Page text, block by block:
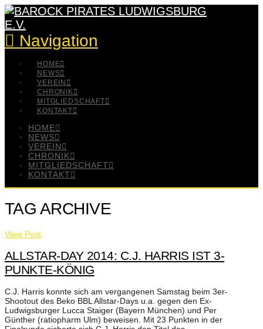
Navigation
HOME
NEWS
VEREIN
CHRONIK
MITGLIEDSCHAFT
KONTAKT
HOME
NEWS
VEREIN
CHRONIK
MITGLIEDSCHAFT
KONTAKT
TAG ARCHIVE
View Post
ALLSTAR-DAY 2014: C.J. HARRIS IST 3-
PUNKTE-KÖNIG
C.J. Harris konnte sich am vergangenen Samstag beim 3er-
Shootout des Beko BBL Allstar-Days u.a. gegen den Ex-
Ludwigsburger Lucca Staiger (Bayern München) und Per
Günther (ratiopharm Ulm) beweisen. Mit 23 Punkten in der